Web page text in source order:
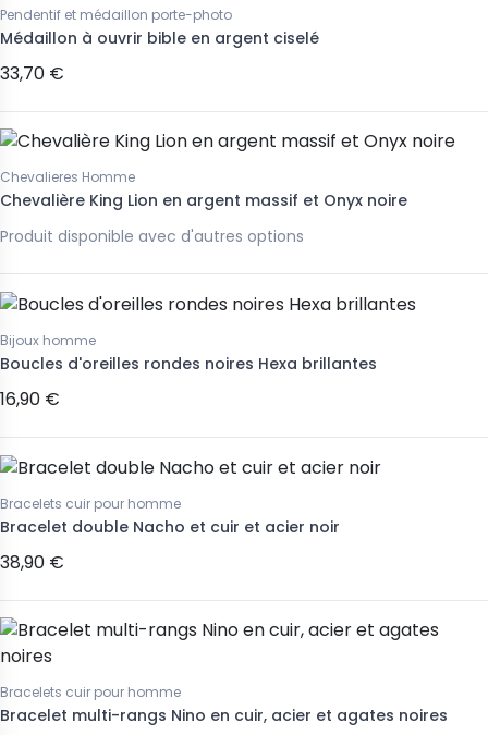
Pendentif et médaillon porte-photo
Médaillon à ouvrir bible en argent ciselé
33,70 €
Chevalieres Homme
Chevalière King Lion en argent massif et Onyx noire
Produit disponible avec d'autres options
Bijoux homme
Boucles d'oreilles rondes noires Hexa brillantes
16,90 €
Bracelets cuir pour homme
Bracelet double Nacho et cuir et acier noir
38,90 €
Bracelets cuir pour homme
Bracelet multi-rangs Nino en cuir, acier et agates noires